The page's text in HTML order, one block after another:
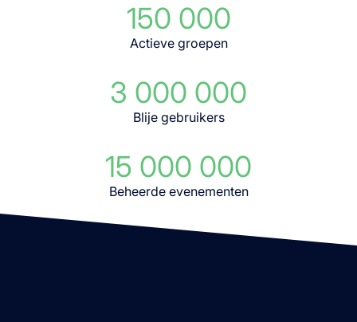
150 000
Actieve groepen
3 000 000
Blije gebruikers
15 000 000
Beheerde evenementen